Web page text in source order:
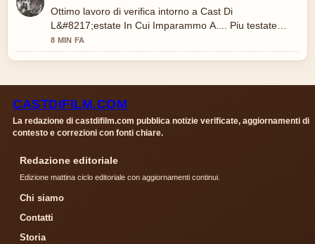
Ottimo lavoro di verifica intorno a Cast Di
L&#8217;estate In Cui Imparammo A.... Piu testate
dovrebbero scrivere cosi.
8 MIN FA
CASTDIFILM.COM
La redazione di castdifilm.com pubblica notizie verificate, aggiornamenti di
contesto e correzioni con fonti chiare.
Redazione editoriale
Edizione mattina ciclo editoriale con aggiornamenti continui.
Chi siamo
Contatti
Storia